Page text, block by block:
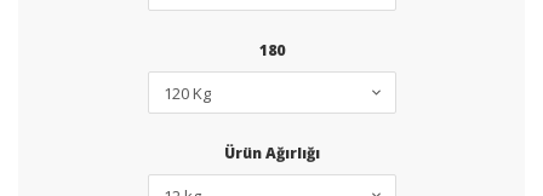
180
Ürün Ağırlığı